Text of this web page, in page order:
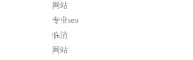
网站
专业seo
临清
网站